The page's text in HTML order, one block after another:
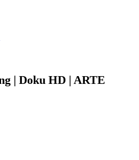
| Doku HD | ARTE